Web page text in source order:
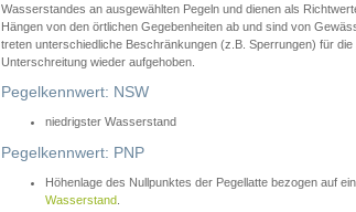
Wasserstandes an ausgewählten Pegeln und dienen als
Hängen von den örtlichen Gegebenheiten ab und sind von
treten unterschiedliche Beschränkungen (z.B. Sperrungen) für
Unterschreitung wieder aufgehoben.
Pegelkennwert: NSW
niedrigster Wasserstand
Pegelkennwert: PNP
Höhenlage des Nullpunktes der Pegellatte bezogen auf
Wasserstand